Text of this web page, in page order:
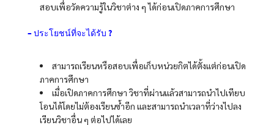
สอบเพื่อวัดความรู้ในวิชาต่าง ๆ ได้ก่อนเปิดภาคการศึกษา
– ประโยชน์ที่จะได้รับ ?
สามารถเรียนหรือสอบเพื่อเก็บหน่วยกิตได้ตั้งแต่ก่อนเปิด
ภาคการศึกษา
เมื่อเปิดภาคการศึกษา วิชาที่ผ่านแล้วสามารถนำไปเทียบ
โอนได้โดยไม่ต้องเรียนซ้ำอีก และสามารถนำเวลาที่ว่างไปลง
เรียนวิชาอื่น ๆ ต่อไปได้เลย